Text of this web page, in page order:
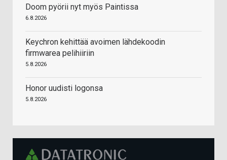
Doom pyörii nyt myös Paintissa
6.8.2026
Keychron kehittää avoimen lähdekoodin
firmwarea pelihiiriin
5.8.2026
Honor uudisti logonsa
5.8.2026